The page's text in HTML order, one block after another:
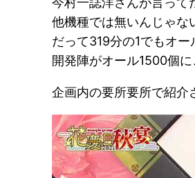
他機種では無いんじゃな
だって319分の1でもオー
開発陣がオール1500個
企画内の要所要所で紹介